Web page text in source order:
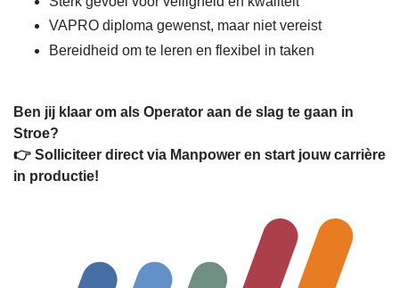
VAPRO diploma gewenst, maar niet vereist
Bereidheid om te leren en flexibel in taken
Ben jij klaar om als Operator aan de slag te gaan in
Stroe?
👉 Solliciteer direct via Manpower en start jouw carrière
in productie!